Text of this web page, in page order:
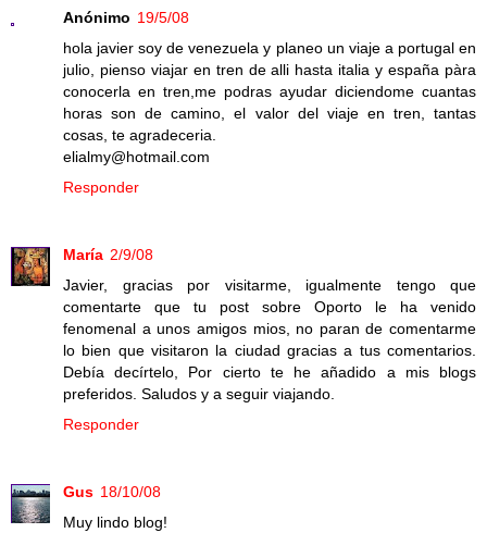
Anónimo 19/5/08
hola javier soy de venezuela y planeo un viaje a portugal en
julio, pienso viajar en tren de alli hasta italia y españa pàra
conocerla en tren,me podras ayudar diciendome cuantas
horas son de camino, el valor del viaje en tren, tantas
cosas, te agradeceria.
elialmy@hotmail.com
Responder
María 2/9/08
Javier, gracias por visitarme, igualmente tengo que
comentarte que tu post sobre Oporto le ha venido
fenomenal a unos amigos mios, no paran de comentarme
lo bien que visitaron la ciudad gracias a tus comentarios.
Debía decírtelo, Por cierto te he añadido a mis blogs
preferidos. Saludos y a seguir viajando.
Responder
Gus 18/10/08
Muy lindo blog!